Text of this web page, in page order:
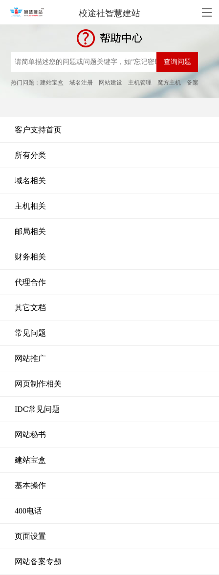
校途社智慧建站
热门问题：建站宝盒 域名注册 网站建设 主机管理 魔方主机 备案
客户支持首页
所有分类
域名相关
主机相关
邮局相关
财务相关
代理合作
其它文档
常见问题
网站推广
网页制作相关
IDC常见问题
网站秘书
建站宝盒
基本操作
400电话
页面设置
网站备案专题